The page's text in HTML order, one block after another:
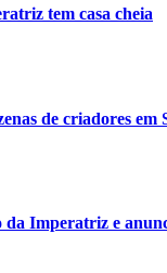
tem casa cheia
de criadores
Imperatriz e